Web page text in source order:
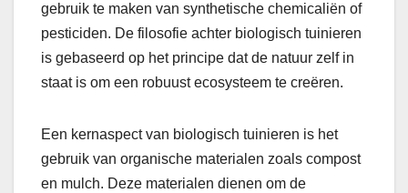
gebruik te maken van synthetische chemicaliën of
pesticiden. De filosofie achter biologisch tuinieren
is gebaseerd op het principe dat de natuur zelf in
staat is om een robuust ecosysteem te creëren.
Een kernaspect van biologisch tuinieren is het
gebruik van organische materialen zoals compost
en mulch. Deze materialen dienen om de